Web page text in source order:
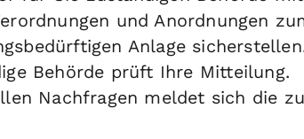
und Anordnungen
Anlage
Behörde prüft Ihre Mitteilung.
Nachfragen meldet sich die